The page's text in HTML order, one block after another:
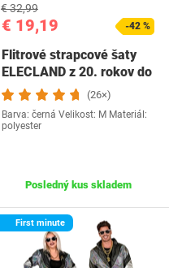
€ 19,19
€ 32,99
-42 %
Flitrové strapcové šaty
ELECLAND z 20. rokov do
V s…
(26×)
Barva: černá Velikost: M Materiál:
polyester
Posledný kus skladem
First minute